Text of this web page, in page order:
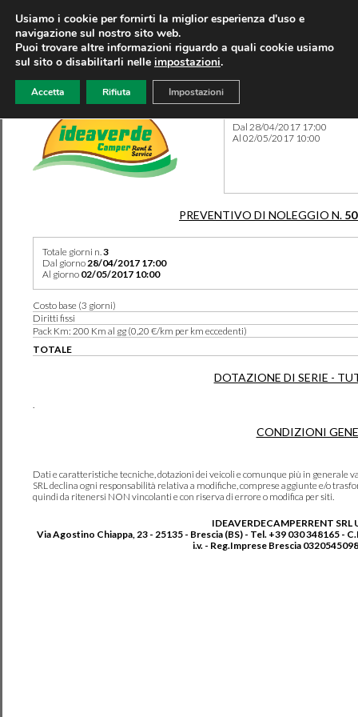
Dal 28/04/2017 17:00
Al 02/05/2017 10:00
PREVENTIVO DI NOLEGGIO N.
Totale giorni n.3
Dal giorno28/04/2017 17:00
Al giorno 02/05/2017 10:00
Costo base (3 giorni)
Diritti fissi
Pack Km: 200 Km al gg (0,20 €/km per km eccedenti)
TOTALE
DOTAZIONE DI SERIE -
.
CONDIZIONI
Dati e caratteristiche tecniche, dotazioni dei veicoli e comunque più in generale
SRL declina ogni responsabilità relativa a modifiche, comprese aggiunte e/o
quindi da ritenersi NON vincolanti e con riserva di errore o modifica per siti.
IDEAVERDECAMPERRENT SRL
Via Agostino Chiappa, 23 - 25135 - Brescia (BS) - Tel. +39 030 348165 -
i.v. - Reg.Imprese Brescia
Usiamo i cookie per fornirti la miglior esperienza d'uso e
navigazione sul nostro sito web.
Puoi trovare altre informazioni riguardo a quali cookie usiamo
sul sito o disabilitarli nelle impostazioni.
Accetta Rifiuta Impostazioni